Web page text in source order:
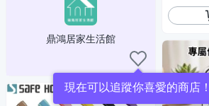
鼎鴻居家生活館
現在可以追蹤你喜愛的商店！